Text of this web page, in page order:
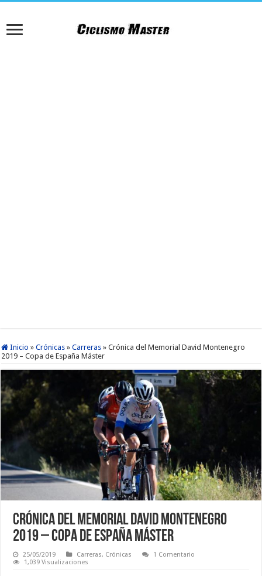
Inicio » Crónicas » Carreras » Crónica del Memorial David Montenegro
2019 – Copa de España Máster
Crónica del Memorial David Montenegro
2019 – Copa de España Máster
25/05/2019 Carreras, Crónicas
1 Comentario
1,039 Visualizaciones